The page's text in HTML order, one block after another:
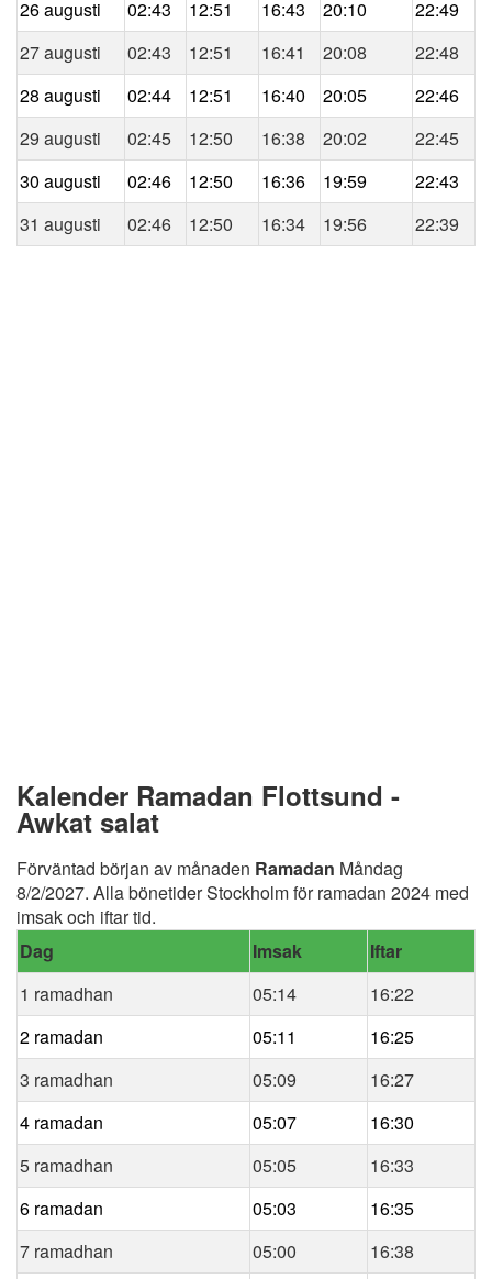
26 augusti 02:43 12:51 16:43 20:10
22:49
27 augusti
02:43 12:51 16:41 20:08
22:48
28 augusti
02:44 12:51 16:40 20:05
22:46
29 augusti
02:45 12:50 16:38 20:02
22:45
30 augusti
02:46 12:50 16:36 19:59
22:43
31 augusti
02:46 12:50 16:34 19:56 22:39
Kalender Ramadan Flottsund -
Awkat salat
Förväntad början av månaden Ramadan Måndag
8/2/2027. Alla bönetider Stockholm för ramadan 2024 med
imsak och iftar tid.
Dag
Imsak
Iftar
1 ramadhan
05:14
16:22
2 ramadan
05:11
16:25
3 ramadhan
05:09
16:27
4 ramadan
05:07
16:30
5 ramadhan
05:05
16:33
6 ramadan
05:03
16:35
7 ramadhan
05:00
16:38